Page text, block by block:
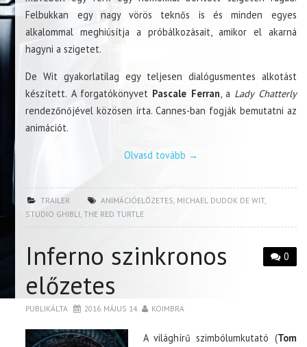
Felbukkan egy nagy vörös teknős is és minden egyes
alkalommal meghiúsítja a próbálkozásait, amikor el akarná
hagyni a szigetet.
De Wit gyakorlatilag egy teljesen dialógusmentes alkotást
készített. A forgatókönyvet Pascale Ferran , a Lady Chatterly
rendezőnőjével közösen írta. Cannes-ban fogják bemutatni az
animációt.
Olvasd tovább →
TRAILER ANIMÁCIÓELŐZETES MICHAEL DUDOK DE WIT,
STUDIO GHIBLI ,THE RED TURTLE
0
Inferno szinkronos
előzetes
PUBLIKÁLTA 2016. MÁJUS 14. KOIMBRA
A világhírű szimbólumkutató (Tom